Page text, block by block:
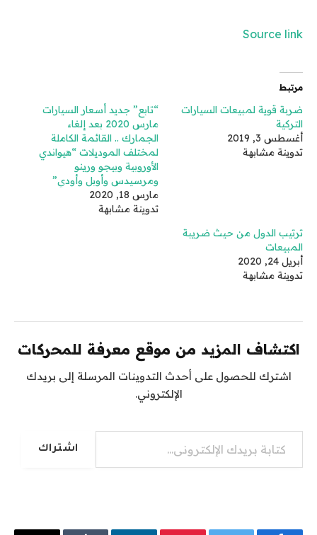
Source link
مرتبط
ضربة قوية لمبيعات السيارات
التركية
أغسطس 3, 2019
تدوينة مشابهة
“تابع” جديد أسعار السيارات
مارس 2020 بعد إلغاء
الجمارك .. القائمة الكاملة
لمختلف الموديلات “هيواندي
الأوروبية وبيجو ورينو
ومرسيدس وأوبل وأودي”
مارس 18, 2020
تدوينة مشابهة
ترتيب الدول من حيث ضريبة
المبيعات
أبريل 24, 2020
تدوينة مشابهة
اكتشاف المزيد من موقع معرفة للمحركات
اشترك للحصول على أحدث التدوينات المرسلة إلى بريدك
الإلكتروني.
كتابة بريدك الإلكتروني...
اشتراك